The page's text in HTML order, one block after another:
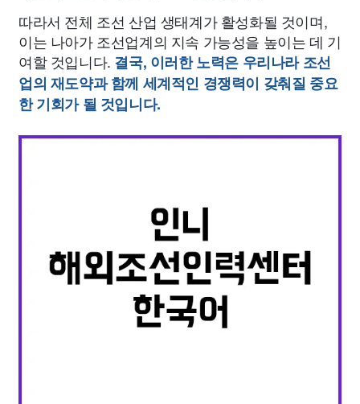
따라서 전체 조선 산업 생태계가 활성화될 것이며,
이는 나아가 조선업계의 지속 가능성을 높이는 데 기
여할 것입니다. 결국, 이러한 노력은 우리나라 조선
업의 재도약과 함께 세계적인 경쟁력이 갖춰질 중요
한 기회가 될 것입니다.